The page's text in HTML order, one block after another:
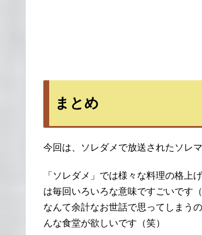
まとめ
今回は、ソレダメで放送されたソレ
「ソレダメ」では様々な料理の格上
は毎回いろいろな意味ですごいです
なんて余計なお世話で思ってしまう
んな食堂が欲しいです（笑）